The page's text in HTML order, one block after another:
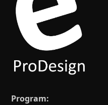
Program: